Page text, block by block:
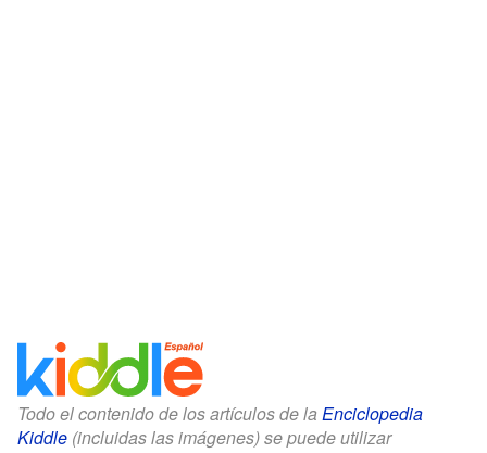
Todo el contenido de los artículos de la Enciclopedia
Kiddle (incluidas las imágenes) se puede utilizar